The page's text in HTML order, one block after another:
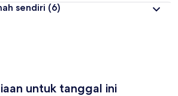
sendiri (6)
untuk tanggal ini